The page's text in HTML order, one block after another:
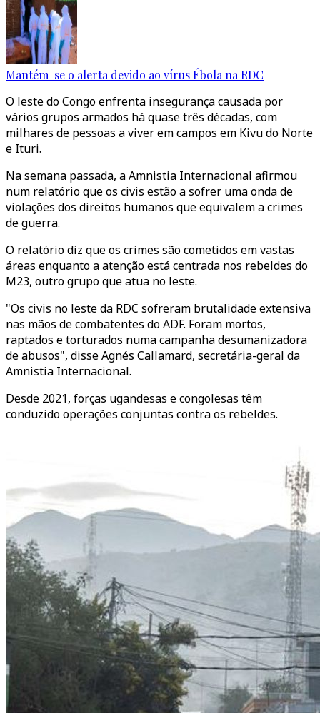
Mantém-se o alerta devido ao vírus Ébola na RDC
O leste do Congo enfrenta insegurança causada por
vários grupos armados há quase três décadas, com
milhares de pessoas a viver em campos em Kivu do Norte
e Ituri.
Na semana passada, a Amnistia Internacional afirmou
num relatório que os civis estão a sofrer uma onda de
violações dos direitos humanos que equivalem a crimes
de guerra.
O relatório diz que os crimes são cometidos em vastas
áreas enquanto a atenção está centrada nos rebeldes do
M23, outro grupo que atua no leste.
"Os civis no leste da RDC sofreram brutalidade extensiva
nas mãos de combatentes do ADF. Foram mortos,
raptados e torturados numa campanha desumanizadora
de abusos", disse Agnés Callamard, secretária-geral da
Amnistia Internacional.
Desde 2021, forças ugandesas e congolesas têm
conduzido operações conjuntas contra os rebeldes.